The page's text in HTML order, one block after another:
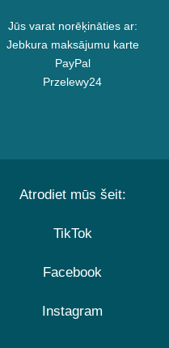
Jūs varat norēķināties ar:
Jebkura maksājumu karte
PayPal
Przelewy24
Atrodiet mūs šeit:
TikTok
Facebook
Instagram